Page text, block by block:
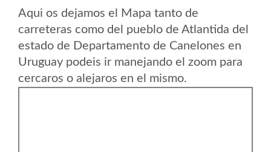
Aqui os dejamos el Mapa tanto de
carreteras como del pueblo de Atlantida del
estado de Departamento de Canelones en
Uruguay podeis ir manejando el zoom para
cercaros o alejaros en el mismo.